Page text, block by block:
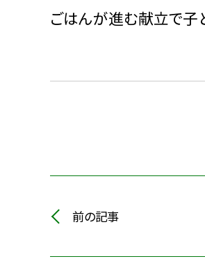
ごはんが進む献立で子
前の記事